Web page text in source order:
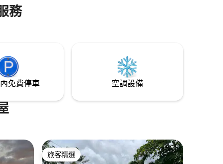
和
用這個
務
免費停車 空調設備
旅客精選
旅客精選